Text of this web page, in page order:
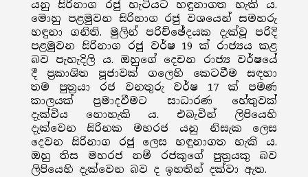
යනු සිරිනාග රජු හැටියට හඳුනාගත හැකි ය.
මොහු පළමුවන සිරිනාග රජු වශයෙන් සමහරු
හඳුනා ගනිති. මුලින් පරිච්ඡේදයක දැක්වූ පරිදි
පළමුවන සිරිනාග රජු වර්ෂ 19 ක් රාජ්‍යය කළ
බව පැහැදිලි ය. ඔහුගේ දෙචන රාජ්‍ය වර්ෂයේ
දී ප්‍රකාශිත පූජාවක් ගලෙහි කෙටවීම සඳහා
තම පුත්‍රයා රජ වනතුරු වර්ෂ 17 ක් පමණ
කාලයක් ප්‍රමාදවීමට සාධාරණ හේතුවක්
දැක්විය නොහැකි ය. එබැවින් ලිපියෙහි
දැක්වෙන සිරිනක මහරජ යනු නිසැක ලෙස
දෙවන සිරිනාග රජු ලෙස හඳුනාගත හැකි ය.
ඔහු තිස මහරජ නම් රජකුගේ පුත්‍රයකු බව
ලිපියෙහි දැක්වෙන බව ද ඉහතින් දක්වා ඇත.